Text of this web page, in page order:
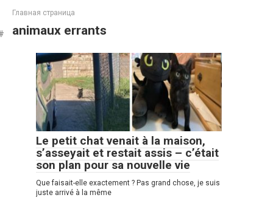
Главная страница
animaux errants
Le petit chat venait à la maison,
s’asseyait et restait assis – c’était
son plan pour sa nouvelle vie
Que faisait-elle exactement ? Pas grand chose, je suis
juste arrivé à la même